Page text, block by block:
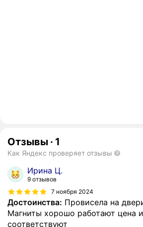
Отзывы · 1
Как Яндекс проверяет отзывы
Ирина Ц.
9 отзывов
7 ноября 2024
Достоинства: Провисела на
Магниты хорошо работают цена
соответствуют